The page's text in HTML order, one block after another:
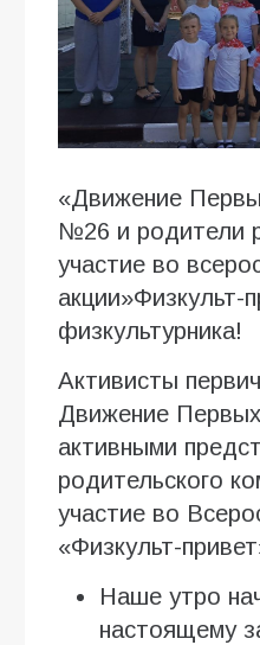
«Движение
№26 и родители
участие во
акции»Физкульт-
физкультурника!
Активисты
Движение
активными
родительского
участие во
«Физкульт-
Наше утро
настоящему